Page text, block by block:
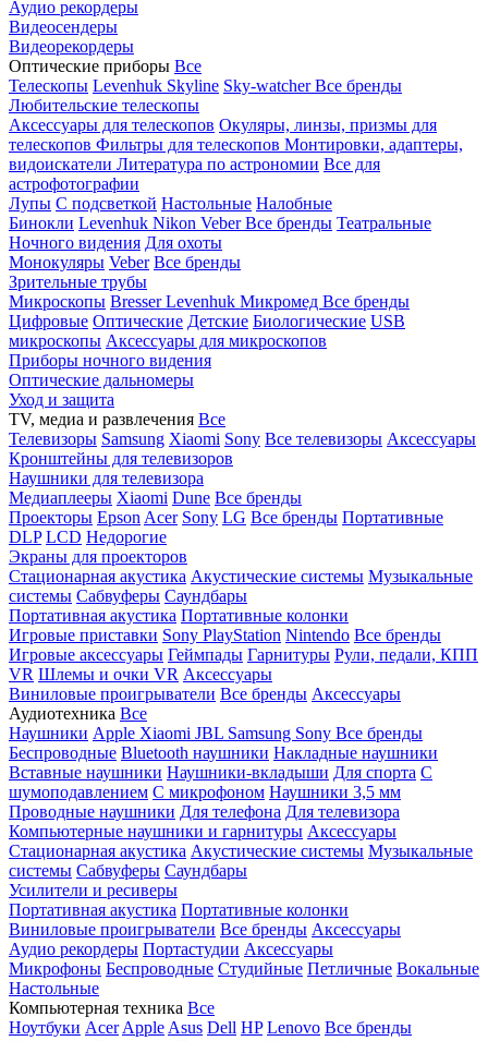
Аудио рекордеры
Видеосендеры
Видеорекордеры
Оптические приборы Все
Телескопы Levenhuk Skyline Sky-watcherВсе бренды
Любительские телескопы
Аксессуары для телескопов Окуляры, линзы, призмы для
телескопов Фильтры для телескопов Монтировки, адаптеры,
видоискатели Литература по астрономии Все для
астрофотографии
Лупы С подсветкой Настольные Налобные
Бинокли Levenhuk Nikon VeberВсе бренды Театральные
Ночного видения Для охоты
Монокуляры Veber Все бренды
Зрительные трубы
Микроскопы BresserLevenhuk Микромед Все бренды
Цифровые Оптические Детские Биологические USB
микроскопы Аксессуары для микроскопов
Приборы ночного видения
Оптические дальномеры
Уход и защита
TV, медиа и развлечения Все
Телевизоры Samsung Xiaomi Sony Все телевизоры Аксессуары
Кронштейны для телевизоров
Наушники для телевизора
Медиаплееры Xiaomi Dune Все бренды
Проекторы Epson Acer Sony LG Все бренды Портативные
DLP LCD Недорогие
Экраны для проекторов
Стационарная акустика Акустические системы Музыкальные
системы Сабвуферы Саундбары
Портативная акустика Портативные колонки
Игровые приставки Sony PlayStation Nintendo Все бренды
Игровые аксессуары Геймпады Гарнитуры Рули, педали, КПП
VR Шлемы и очки VR Аксессуары
Виниловые проигрыватели Все бренды Аксессуары
Аудиотехника Все
Наушники Apple Xiaomi JBL Samsung Sony Все бренды
Беспроводные Bluetooth наушники Накладные наушники
Вставные наушники Наушники-вкладыши Для спорта С
шумоподавлением С микрофоном Наушники 3,5 мм
Проводные наушники Для телефона Для телевизора
Компьютерные наушники и гарнитуры Аксессуары
Стационарная акустика Акустические системы Музыкальные
системы Сабвуферы Саундбары
Усилители и ресиверы
Портативная акустика Портативные колонки
Виниловые проигрыватели Все бренды Аксессуары
Аудио рекордеры Портастудии Аксессуары
Микрофоны Беспроводные Студийные Петличные Вокальные
Настольные
Компьютерная техника Все
Ноутбуки Acer Apple Asus Dell HP Lenovo Все бренды